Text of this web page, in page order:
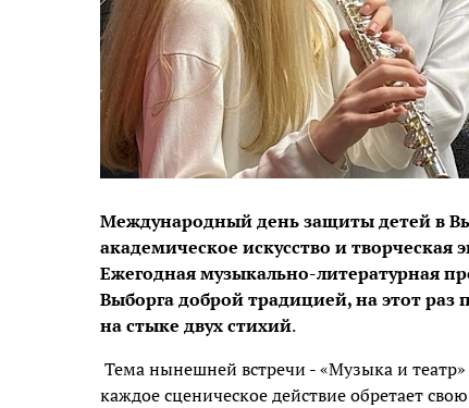
Международный день защиты детей в
академическое искусство и
Ежегодная музыкально-литературная
Выборга доброй традицией, на этот раз
на стыке двух стихий.
Тема нынешней встречи - «Музыка и
каждое сценическое действие обретает